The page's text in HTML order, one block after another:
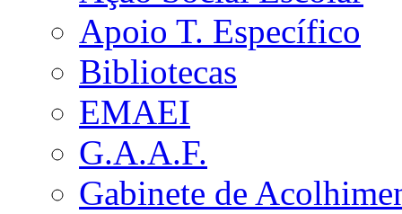
Apoio T. Específico
Bibliotecas
EMAEI
G.A.A.F.
Gabinete de